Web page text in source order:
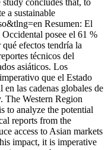
concludes that, to
a sustainable
Resumen: El
posee el 61 %
efectos tendría la
técnicos del
asiáticos. Los
que el Estado
las cadenas globales de
The Western Region
to analyze the potential
reports from the
access to Asian markets
impact, it is imperative